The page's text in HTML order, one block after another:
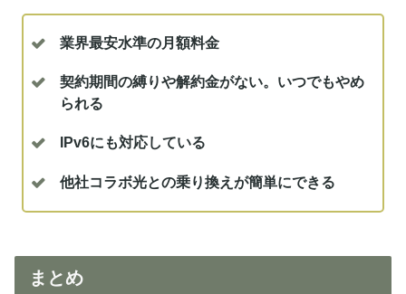
業界最安水準の月額料金
契約期間の縛りや解約金がない。いつでもやめ
られる
IPv6にも対応している
他社コラボ光との乗り換えが簡単にできる
まとめ